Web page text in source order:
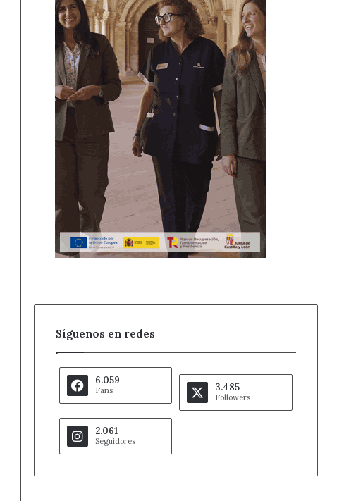
Síguenos en redes
6.059
Fans 3.485
Followers
2.061
Seguidores